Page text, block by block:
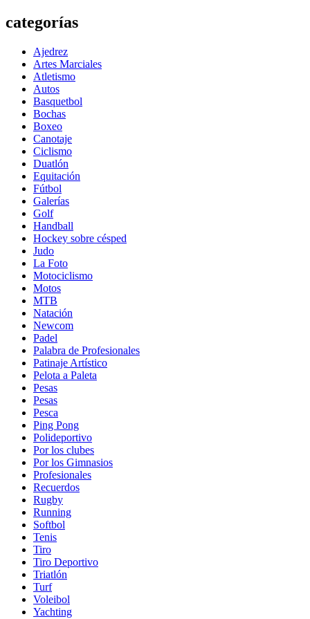
categorías
Ajedrez
Artes Marciales
Atletismo
Autos
Basquetbol
Bochas
Boxeo
Canotaje
Ciclismo
Duatlón
Equitación
Fútbol
Galerías
Golf
Handball
Hockey sobre césped
Judo
La Foto
Motociclismo
Motos
MTB
Natación
Newcom
Padel
Palabra de Profesionales
Patinaje Artístico
Pelota a Paleta
Pesas
Pesas
Pesca
Ping Pong
Polideportivo
Por los clubes
Por los Gimnasios
Profesionales
Recuerdos
Rugby
Running
Softbol
Tenis
Tiro
Tiro Deportivo
Triatlón
Turf
Voleibol
Yachting